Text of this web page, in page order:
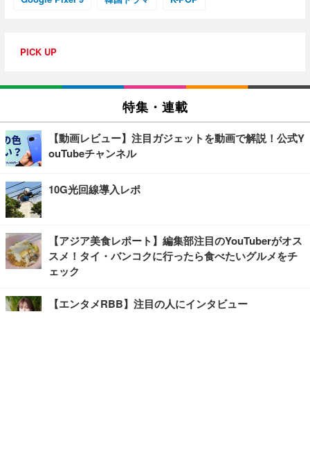
PICK UP
特集・連載
【動画レビュー】注目ガジェットを動画で解説！公式Y
ouTubeチャンネル
10G光回線導入レポ
【アジア美食レポート】編集部注目のYouTuberがオス
スメ！タイ・バンコクに行ったら食べたいグルメをチ
ェック
【エンタメRBB】注目の人にインタビュー